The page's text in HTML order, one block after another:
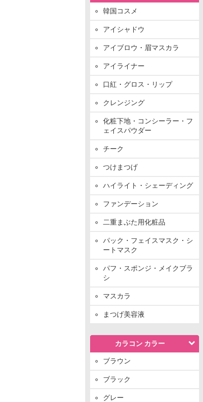
韓国コスメ
アイシャドウ
アイブロウ・眉マスカラ
アイライナー
口紅・グロス・リップ
クレンジング
化粧下地・コンシーラー・フ
ェイスパウダー
チーク
つけまつげ
ハイライト・シェーディング
ファンデーション
二重まぶた用化粧品
パック・フェイスマスク・シ
ートマスク
パフ・スポンジ・メイクブラ
シ
マスカラ
まつげ美容液
カラコン カラー
ブラウン
ブラック
グレー